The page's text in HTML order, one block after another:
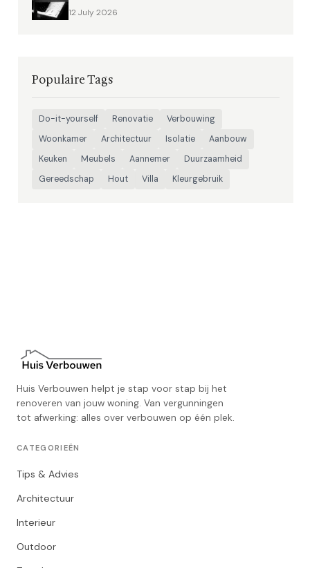
12 July 2026
Populaire Tags
Do-it-yourself Renovatie
Verbouwing
Woonkamer
Architectuur Isolatie
Aanbouw
Keuken
Meubels Aannemer
Duurzaamheid
Gereedschap
Hout Villa Kleurgebruik
Huis Verbouwen helpt je stap voor stap bij het
renoveren van jouw woning. Van vergunningen
tot afwerking: alles over verbouwen op één plek.
CATEGORIEËN
Tips & Advies
Architectuur
Interieur
Outdoor